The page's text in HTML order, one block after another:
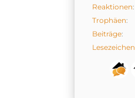
Reaktionen
Trophäen
Beiträge
Lesezeichen